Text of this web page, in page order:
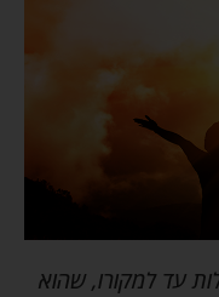
עד למקורו, שהוא